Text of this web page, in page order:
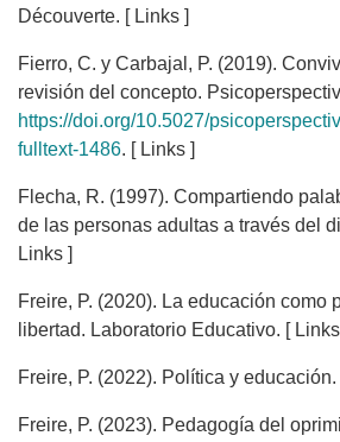
Découverte. [ Links ]
Fierro, C. y Carbajal, P. (2019).
revisión del concepto.
https://doi.org/10.5027/
fulltext-1486. [ Links ]
Flecha, R. (1997). Compartiendo
de las personas adultas a través del
Links ]
Freire, P. (2020). La educación como
libertad. Laboratorio Educativo. [
Freire, P. (2022). Política y
Freire, P. (2023). Pedagogía del